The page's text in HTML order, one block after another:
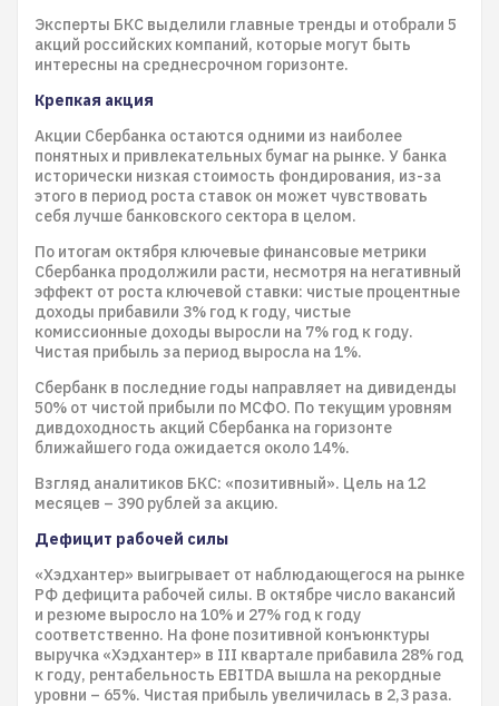
Эксперты БКС выделили главные тренды и отобрали 5
акций российских компаний, которые могут быть
интересны на среднесрочном горизонте.
Крепкая акция
Акции Сбербанка остаются одними из наиболее
понятных и привлекательных бумаг на рынке. У банка
исторически низкая стоимость фондирования, из-за
этого в период роста ставок он может чувствовать
себя лучше банковского сектора в целом.
По итогам октября ключевые финансовые метрики
Сбербанка продолжили расти, несмотря на негативный
эффект от роста ключевой ставки: чистые процентные
доходы прибавили 3% год к году, чистые
комиссионные доходы выросли на 7% год к году.
Чистая прибыль за период выросла на 1%.
Сбербанк в последние годы направляет на дивиденды
50% от чистой прибыли по МСФО. По текущим уровням
дивдоходность акций Сбербанка на горизонте
ближайшего года ожидается около 14%.
Взгляд аналитиков БКС: «позитивный». Цель на 12
месяцев – 390 рублей за акцию.
Дефицит рабочей силы
«Хэдхантер» выигрывает от наблюдающегося на рынке
РФ дефицита рабочей силы. В октябре число вакансий
и резюме выросло на 10% и 27% год к году
соответственно. На фоне позитивной конъюнктуры
выручка «Хэдхантер» в III квартале прибавила 28% год
к году, рентабельность EBITDA вышла на рекордные
уровни – 65%. Чистая прибыль увеличилась в 2,3 раза.